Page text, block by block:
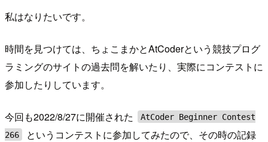
私はなりたいです。
時間を見つけては、ちょこまかとAtCoderという競技プログ
ラミングのサイトの過去問を解いたり、実際にコンテストに
参加したりしています。
今回も2022/8/27に開催された
AtCoder Beginner Contest
266
というコンテストに参加してみたので、その時の記録